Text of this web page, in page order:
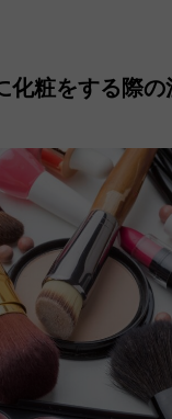
化粧をする際の